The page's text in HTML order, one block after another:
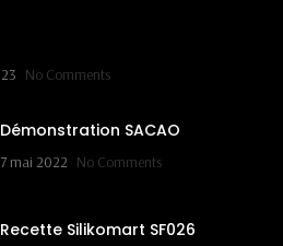
No Comments
Démonstration SACAO
7 mai 2022 No Comments
Recette Silikomart SF026